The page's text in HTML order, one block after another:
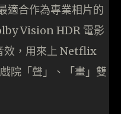
適合作為專業相片的
Vision HDR 電影
效，用來上 Netflix
院「聲」、「畫」雙